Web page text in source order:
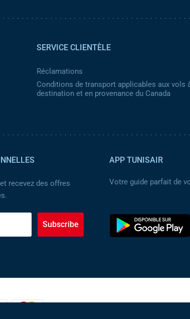
SERVICE CLIENTÈLE
Réclamations
Conditions de transport applicables aux vols
destination et en provenance du Canada
recevez des offres
Subscribe
APP TUNISAIR
Votre guide parfait de